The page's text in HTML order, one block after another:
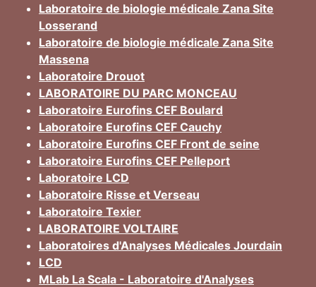
Laboratoire de biologie médicale Zana Site
Losserand
Laboratoire de biologie médicale Zana Site
Massena
Laboratoire Drouot
LABORATOIRE DU PARC MONCEAU
Laboratoire Eurofins CEF Boulard
Laboratoire Eurofins CEF Cauchy
Laboratoire Eurofins CEF Front de seine
Laboratoire Eurofins CEF Pelleport
Laboratoire LCD
Laboratoire Risse et Verseau
Laboratoire Texier
LABORATOIRE VOLTAIRE
Laboratoires d'Analyses Médicales Jourdain
LCD
MLab La Scala - Laboratoire d'Analyses